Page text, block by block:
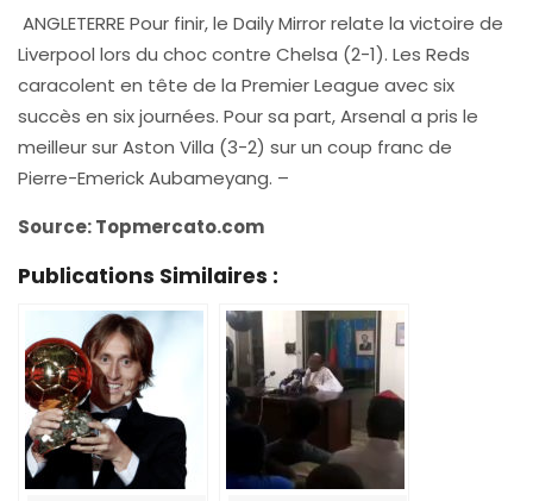
ANGLETERRE Pour finir, le Daily Mirror relate la victoire de
Liverpool lors du choc contre Chelsa (2-1). Les Reds
caracolent en tête de la Premier League avec six
succès en six journées. Pour sa part, Arsenal a pris le
meilleur sur Aston Villa (3-2) sur un coup franc de
Pierre-Emerick Aubameyang. –
Source: Topmercato.com
Publications Similaires :